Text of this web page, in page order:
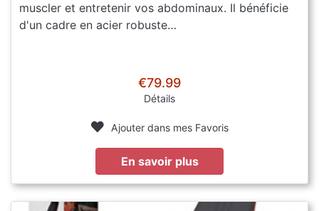
muscler et entretenir vos abdominaux. Il bénéficie
d'un cadre en acier robuste…
€79.99
Détails
Ajouter dans mes Favoris
En savoir plus